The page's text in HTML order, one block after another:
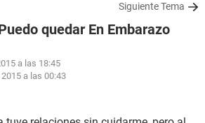
Siguiente Tema
quedar En Embarazo
a las 18:45
a las 00:43